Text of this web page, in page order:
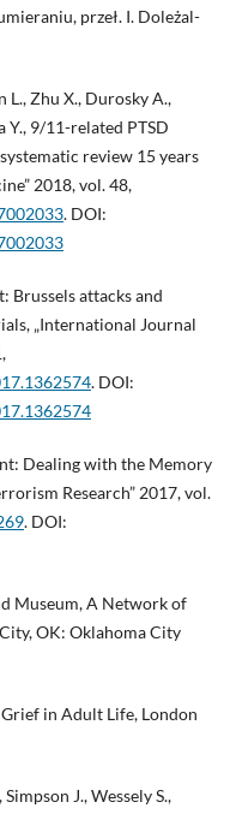
przeł. I. Doleżal-
L., Zhu X., Durosky A.,
Y., 9/11-related PTSD
review 15 years
2018, vol. 48,
. DOI:
Brussels attacks and
„International Journal
. DOI:
Dealing with the Memory
Research” 2017, vol.
. DOI:
Museum, A Network of
OK: Oklahoma City
in Adult Life, London
J., Wessely S.,